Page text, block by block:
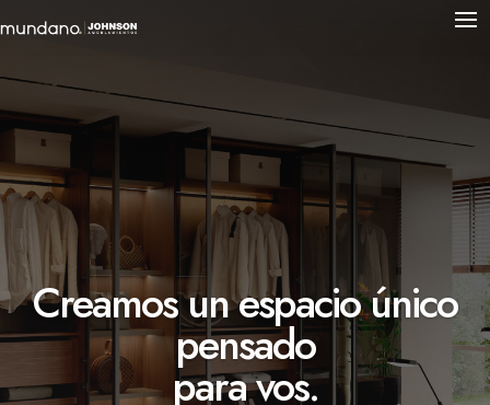
Creamos un espacio único
pensado
para vos.